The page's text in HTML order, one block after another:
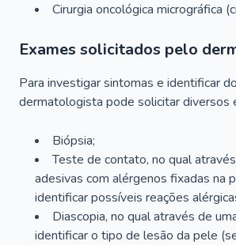
Cirurgia oncológica micrográfica
Exames solicitados pelo
Para investigar sintomas e identificar
dermatologista pode solicitar diversos
Biópsia;
Teste de contato, no qual
adesivas com alérgenos fixadas na
identificar possíveis reações
Diascopia, no qual através de
identificar o tipo de lesão da pele